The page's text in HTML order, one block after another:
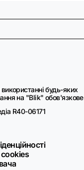
будь-яких
на "Blik" обов'язкове
R40-06171